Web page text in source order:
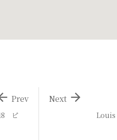

Next
ピ
Prev